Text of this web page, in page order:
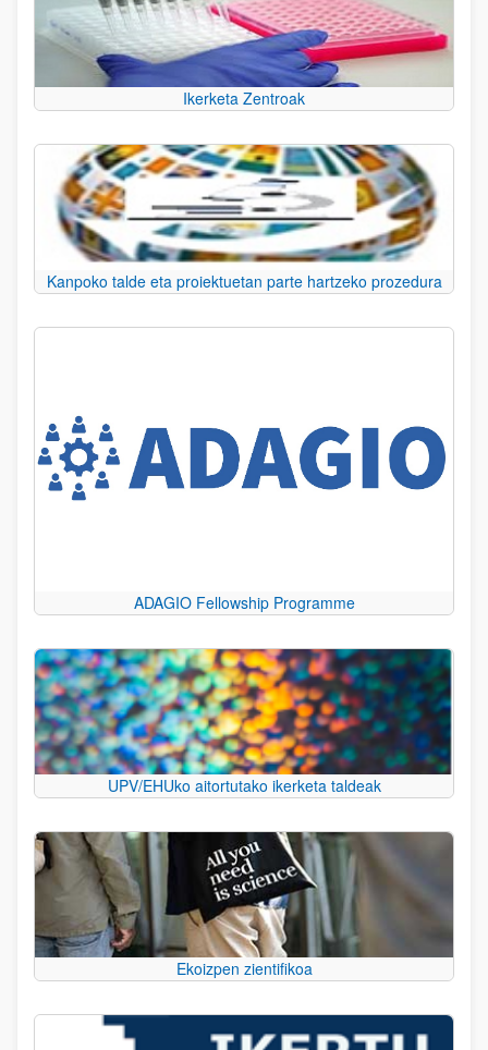
Ikerketa Zentroak
Kanpoko talde eta proiektuetan parte hartzeko prozedura
ADAGIO Fellowship Programme
UPV/EHUko aitortutako ikerketa taldeak
Ekoizpen zientifikoa